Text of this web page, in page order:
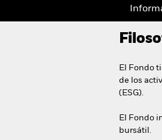
El Fondo
de los
(ESG).
El Fondo
bursátil.